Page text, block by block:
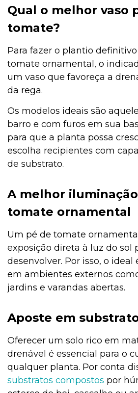
Qual o melhor vaso
tomate?
Para fazer o plantio
tomate ornamental, o
um vaso que favoreça a
da rega.
Os modelos ideais são
barro e com furos em sua
para que a planta possa
escolha recipientes com
de substrato.
A melhor
tomate ornamental
Um pé de tomate
exposição direta à luz do sol
desenvolver. Por isso, o
em ambientes externos
jardins e varandas abertas.
Aposte em
Oferecer um solo rico em
drenável é essencial para o
qualquer planta. Por conta
substratos compostos por